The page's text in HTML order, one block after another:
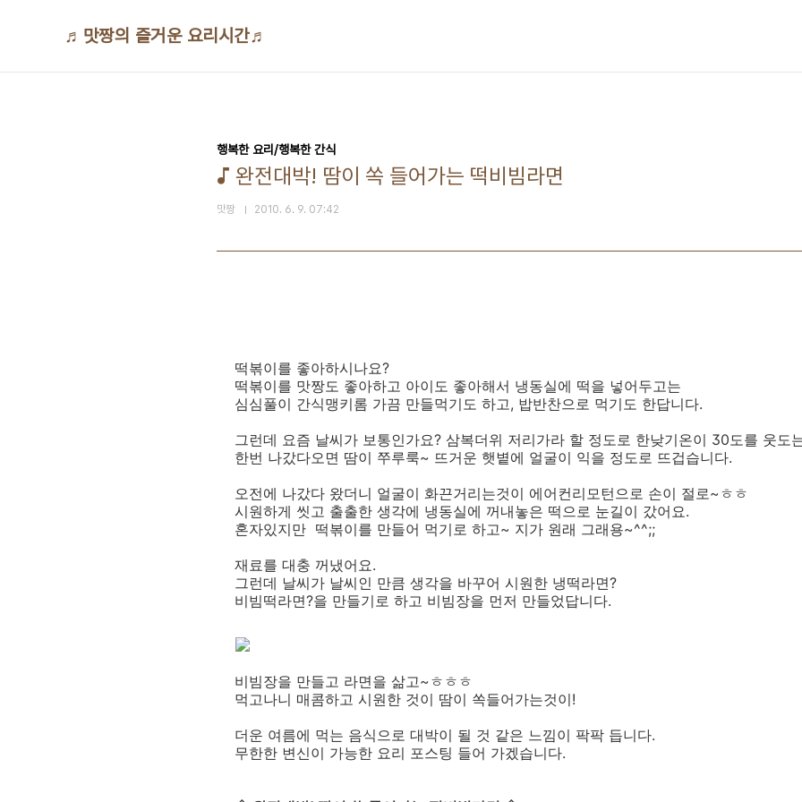
♬맛짱의 즐거운 요리시간♬
행복한 요리/행복한 간식
♪ 완전대박! 땀이 쏙 들어가는 떡비빔라면
맛짱 2010. 6. 9. 07:42
떡볶이를 좋아하시나요?
떡볶이를 맛짱도 좋아하고 아이도 좋아해서 냉동실에 떡을 넣어두고는
심심풀이 간식맹키롬 가끔 만들먹기도 하고, 밥반찬으로 먹기도 한답니다.
그런데 요즘 날씨가 보통인가요? 삼복더위 저리가라 할 정도로 한낮기온이 30도를 웃도
한번 나갔다오면 땀이 쭈루룩~ 뜨거운 햇볕에 얼굴이 익을 정도로 뜨겁습니다.
오전에 나갔다 왔더니 얼굴이 화끈거리는것이 에어컨리모턴으로 손이 절로~ㅎㅎ
시원하게 씻고 출출한 생각에 냉동실에 꺼내놓은 떡으로 눈길이 갔어요.
혼자있지만 떡볶이를 만들어 먹기로 하고~ 지가 원래 그래용~^^;;
재료를 대충 꺼냈어요.
그런데 날씨가 날씨인 만큼 생각을 바꾸어 시원한 냉떡라면?
비빔떡라면?을 만들기로 하고 비빔장을 먼저 만들었답니다.
비빔장을 만들고 라면을 삶고~ㅎㅎㅎ
먹고나니 매콤하고 시원한 것이 땀이 쏙들어가는것이!
더운 여름에 먹는 음식으로 대박이 될 것 같은 느낌이 팍팍 듭니다.
무한한 변신이 가능한 요리 포스팅 들어 가겠습니다.